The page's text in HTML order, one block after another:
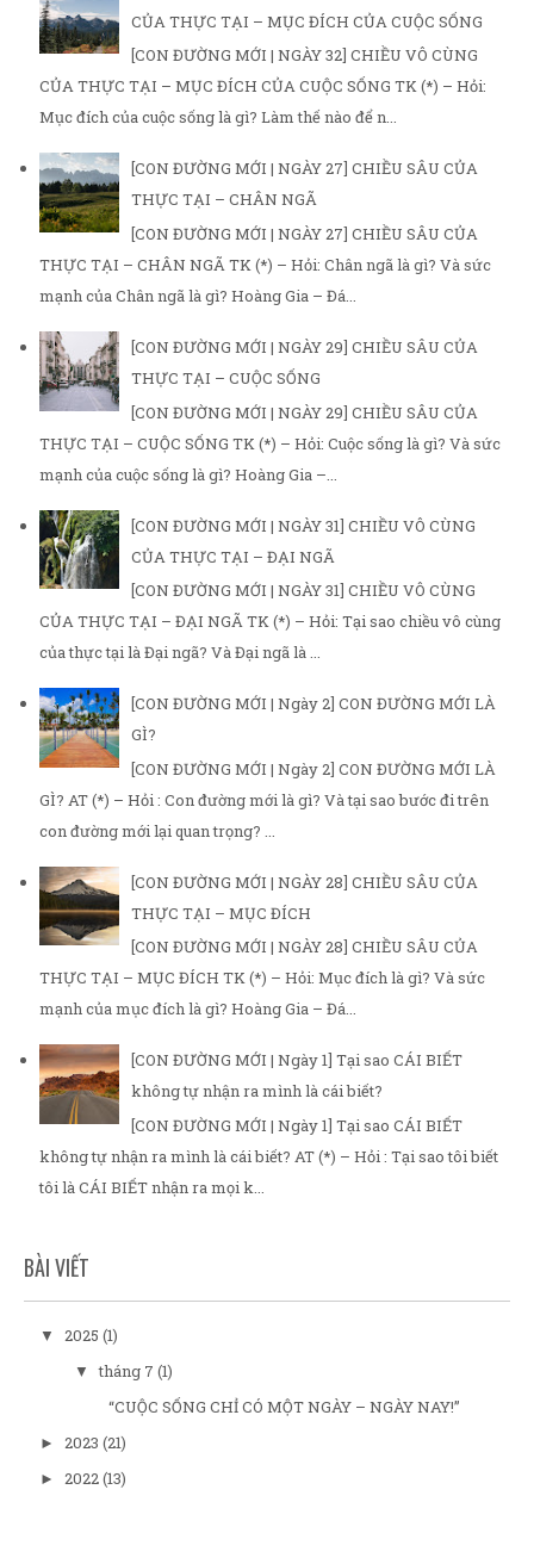
CỦA THỰC TẠI – MỤC ĐÍCH CỦA CUỘC SỐNG
[CON ĐƯỜNG MỚI | NGÀY 32] CHIỀU VÔ CÙNG
CỦA THỰC TẠI – MỤC ĐÍCH CỦA CUỘC SỐNG TK (*) – Hỏi:
Mục đích của cuộc sống là gì? Làm thế nào để n...
[CON ĐƯỜNG MỚI | NGÀY 27] CHIỀU SÂU CỦA
THỰC TẠI – CHÂN NGÃ
[CON ĐƯỜNG MỚI | NGÀY 27] CHIỀU SÂU CỦA
THỰC TẠI – CHÂN NGÃ TK (*) – Hỏi: Chân ngã là gì? Và sức
mạnh của Chân ngã là gì? Hoàng Gia – Đá...
[CON ĐƯỜNG MỚI | NGÀY 29] CHIỀU SÂU CỦA
THỰC TẠI – CUỘC SỐNG
[CON ĐƯỜNG MỚI | NGÀY 29] CHIỀU SÂU CỦA
THỰC TẠI – CUỘC SỐNG TK (*) – Hỏi: Cuộc sống là gì? Và sức
mạnh của cuộc sống là gì? Hoàng Gia –...
[CON ĐƯỜNG MỚI | NGÀY 31] CHIỀU VÔ CÙNG
CỦA THỰC TẠI – ĐẠI NGÃ
[CON ĐƯỜNG MỚI | NGÀY 31] CHIỀU VÔ CÙNG
CỦA THỰC TẠI – ĐẠI NGÃ TK (*) – Hỏi: Tại sao chiều vô cùng
của thực tại là Đại ngã? Và Đại ngã là ...
[CON ĐƯỜNG MỚI | Ngày 2] CON ĐƯỜNG MỚI LÀ
GÌ?
[CON ĐƯỜNG MỚI | Ngày 2] CON ĐƯỜNG MỚI LÀ
GÌ? AT (*) – Hỏi : Con đường mới là gì? Và tại sao bước đi trên
con đường mới lại quan trọng? ...
[CON ĐƯỜNG MỚI | NGÀY 28] CHIỀU SÂU CỦA
THỰC TẠI – MỤC ĐÍCH
[CON ĐƯỜNG MỚI | NGÀY 28] CHIỀU SÂU CỦA
THỰC TẠI – MỤC ĐÍCH TK (*) – Hỏi: Mục đích là gì? Và sức
mạnh của mục đích là gì? Hoàng Gia – Đá...
[CON ĐƯỜNG MỚI | Ngày 1] Tại sao CÁI BIẾT
không tự nhận ra mình là cái biết?
[CON ĐƯỜNG MỚI | Ngày 1] Tại sao CÁI BIẾT
không tự nhận ra mình là cái biết? AT (*) – Hỏi : Tại sao tôi biết
tôi là CÁI BIẾT nhận ra mọi k...
BÀI VIẾT
▼ 2025 (1)
▼tháng 7 (1)
“CUỘC SỐNG CHỈ CÓ MỘT NGÀY – NGÀY NAY!”
► 2023 (21)
► 2022(13)